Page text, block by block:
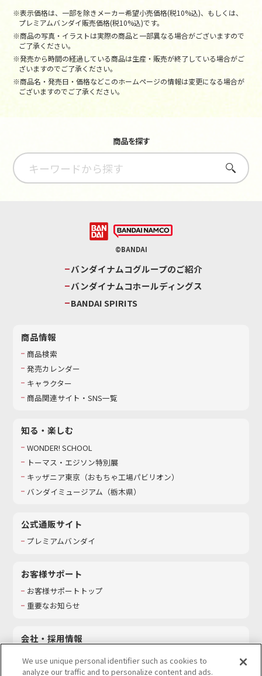
※表示価格は、一部を除きメーカー希望小売価格(税10%込)、もしくは、
プレミアムバンダイ販売価格(税10%込)です。
※商品の写真・イラストは実際の商品と一部異なる場合がございますので
ご了承ください。
※発売から時間の経過している商品は生産・販売が終了している場合がご
ざいますのでご了承ください。
※商品名・発売日・価格などこのホームページの情報は変更になる場合が
ございますのでご了承ください。
商品を探す
さがす
©BANDAI
バンダイナムコグループのご紹介
バンダイナムコホールディングス
BANDAI SPIRITS
商品情報
商品検索
発売カレンダー
キャラクター
商品関連サイト・SNS一覧
知る・楽しむ
WONDER! SCHOOL
トーマス・エジソン特別展
キッザニア東京（おもちゃ工場パビリオン）​
バンダイミュージアム（栃木県）
公式通販サイト
プレミアムバンダイ
お客様サポート
お客様サポートトップ
重要なお知らせ
会社・採用情報
採用情報
We use unique personal identifier such as cookies to
analyze our traffic and to personalize content and ads.